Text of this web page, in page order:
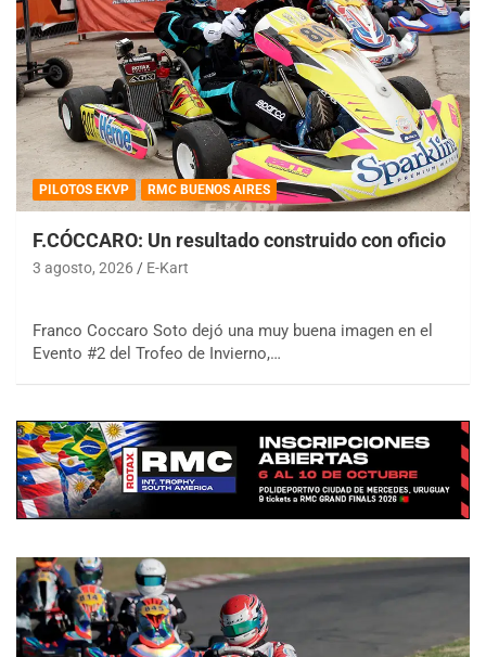
PILOTOS EKVP RMC BUENOS AIRES
F.CÓCCARO: Un resultado construido con oficio
3 agosto, 2026 E-Kart
Franco Coccaro Soto dejó una muy buena imagen en el
Evento #2 del Trofeo de Invierno,…